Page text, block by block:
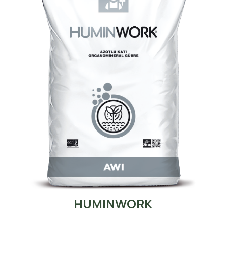
HUMINWORK